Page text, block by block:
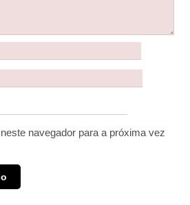
navegador para a próxima vez